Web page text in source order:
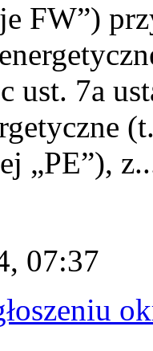
FW”)
ust. 7a
„PE”),
07:37